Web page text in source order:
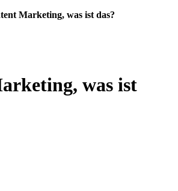
Marketing, was ist das?
was ist